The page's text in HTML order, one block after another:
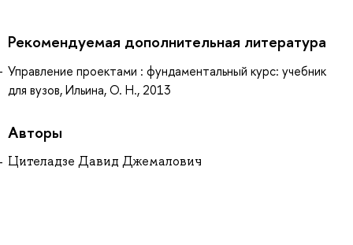
Рекомендуемая дополнительная литература
Управление проектами : фундаментальный курс: учебник
для вузов, Ильина, О. Н., 2013
Авторы
Цителадзе Давид Джемалович